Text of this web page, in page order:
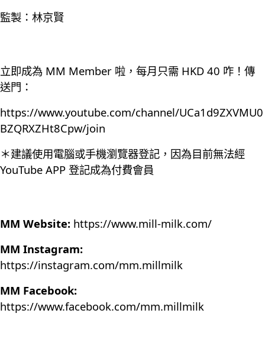
監製：林京賢
立即成為 MM Member 啦，每月只需 HKD 40 咋！傳
送門：
https://www.youtube.com/channel/UCa1d9ZXVMU0
BZQRXZHt8Cpw/join
＊建議使用電腦或手機瀏覽器登記，因為目前無法經
YouTube APP 登記成為付費會員
MM Website: https://www.mill-milk.com/
MM Instagram:
https://instagram.com/mm.millmilk
MM Facebook:
https://www.facebook.com/mm.millmilk